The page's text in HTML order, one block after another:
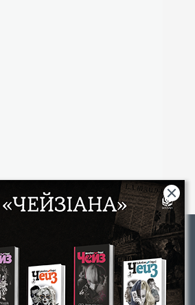
Богдан»: